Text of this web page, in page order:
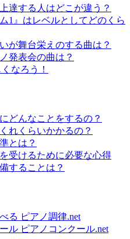
達する人はどこが違う？
1』はレベルとしてどのくら
が舞台栄えのする曲は？
発表会の曲は？
なろう！
どんなことをするの？
れくらいかかるの？
とは？
受けるために必要な心得
することは？
る ピアノ調律.net
ル ピアノコンクール.net